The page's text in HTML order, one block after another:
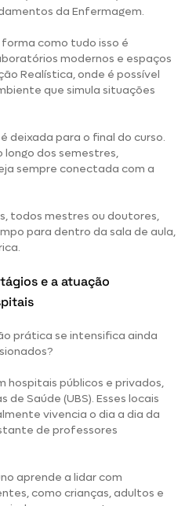
da Enfermagem.
como tudo isso é
modernos e espaços
Realística, onde é possível
que simula situações
deixada para o final do curso.
longo dos semestres,
sempre conectada com a
todos mestres ou doutores,
para dentro da sala de aula,
e a atuação
prática se intensifica ainda
hospitais públicos e privados,
de Saúde (UBS). Esses locais
vivencia o dia a dia da
de professores
aprende a lidar com
como crianças, adultos e